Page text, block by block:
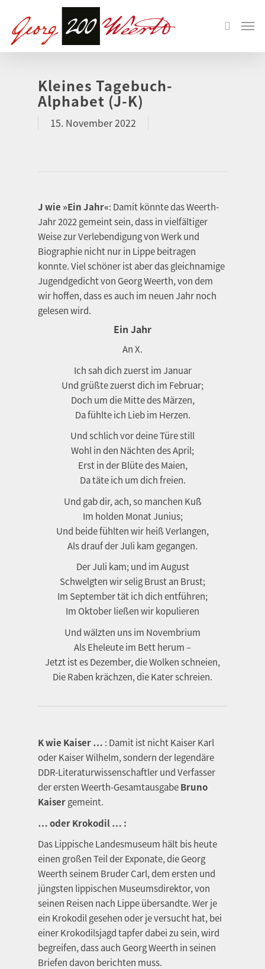
Kleines Tagebuch-
Alphabet (J-K)
15. November 2022
J wie »Ein Jahr«: Damit könnte das Weerth-
Jahr 2022 gemeint sein, dass in vielfältiger
Weise zur Verlebendigung von Werk und
Biographie nicht nur in Lippe beitragen
konnte. Viel schöner ist aber das gleichnamige
Jugendgedicht von Georg Weerth, von dem
wir hoffen, dass es auch im neuen Jahr noch
gelesen wird.
Ein Jahr
An X.
Ich sah dich zuerst im Januar
Und grüßte zuerst dich im Februar;
Doch um die Mitte des Märzen,
Da fühlte ich Lieb im Herzen.
Und schlich vor deine Türe still
Wohl in den Nächten des April;
Erst in der Blüte des Maien,
Da täte ich um dich freien.
Und gab dir, ach, so manchen Kuß
Im holden Monat Junius;
Und beide fühlten wir heiß Verlangen,
Als drauf der Juli kam gegangen.
Der Juli kam; und im August
Schwelgten wir selig Brust an Brust;
Im September tät ich dich entführen;
Im Oktober ließen wir kopulieren
Und wälzten uns im Novembrium
Als Eheleute im Bett herum –
Jetzt ist es Dezember, die Wolken schneien,
Die Raben krächzen, die Kater schreien.
K wie Kaiser … : Damit ist nicht Kaiser Karl
oder Kaiser Wilhelm, sondern der legendäre
DDR-Literaturwissenschaftler und Verfasser
der ersten Weerth-GesamtausgabeBruno
Kaisergemeint.
… oder Krokodil … :
Das Lippische Landesmuseum hält bis heute
einen großen Teil der Exponate, die Georg
Weerth seinem Bruder Carl, dem ersten und
jüngsten lippischen Museumsdirektor, von
seinen Reisen nach Lippe übersandte. Wer je
ein Krokodil gesehen oder je versucht hat, bei
einer Krokodilsjagd tapfer dabei zu sein, wird
begreifen, dass auch Georg Weerth in seinen
Briefen davon berichten muss.